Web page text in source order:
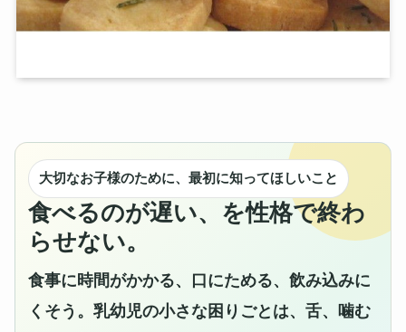
大切なお子様のために、最初に知ってほしいこと
食べるのが遅い、を性格で終わ
らせない。
食事に時間がかかる、口にためる、飲み込みに
くそう。乳幼児の小さな困りごとは、舌、噛む